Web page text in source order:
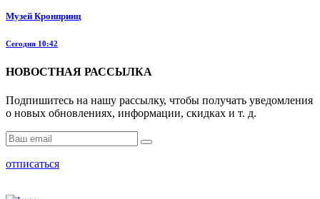
Музей Кронпринц
Сегодня 10:42
НОВОСТНАЯ РАССЫЛКА
Подпишитесь на нашу рассылку, чтобы получать уведомления
о новых обновлениях, информации, скидках и т. д.
отписаться